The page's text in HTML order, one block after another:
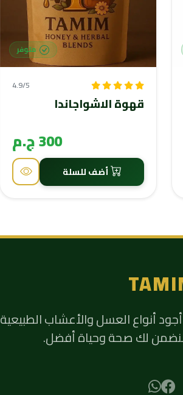
متوفر
4.9/5
قهوة الاشواجاندا
300 ج.م
أضف للسلة
أنواع العسل والأعشاب الطبيعية
لك صحة وحياة أفضل.